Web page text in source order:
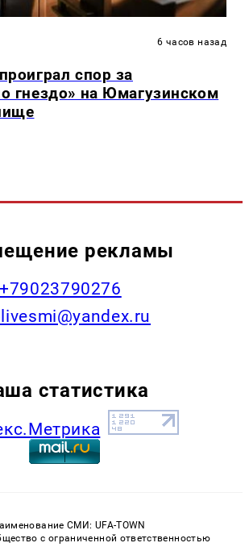
6 часов назад
спор за
гнездо» на Юмагузинском
рекламы
+79023790276
статистика
СМИ: UFA-TOWN
с ограниченной ответственностью